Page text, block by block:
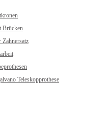
Brücken
Zahnersatz
Teleskopprothese